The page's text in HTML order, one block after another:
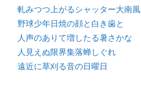
軋みつつ上がるシャッター大南風
野球少年日焼の顔と白き歯と
人声のありて増したる暑さかな
人見えぬ限界集落蝉しぐれ
遠近に草刈る音の日曜日